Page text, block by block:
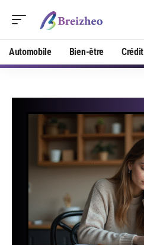
Automobile Bien-être Crédit